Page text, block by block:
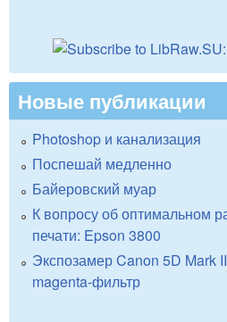
Новые публикации
Photoshop и канализация
Поспешай медленно
Байеровский муар
К вопросу об оптимальном
печати: Epson 3800
Экспозамер Canon 5D Mark
magenta-фильтр